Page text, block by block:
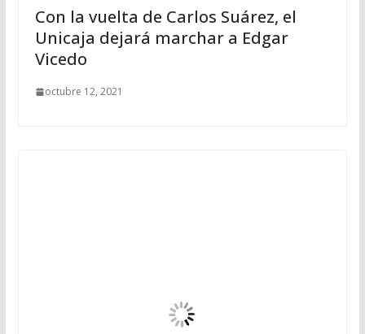
Con la vuelta de Carlos Suárez, el
Unicaja dejará marchar a Edgar
Vicedo
octubre 12, 2021